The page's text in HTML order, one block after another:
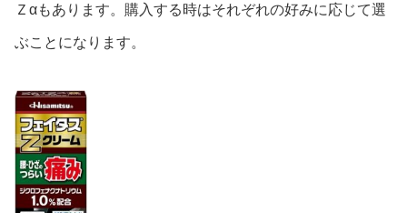
Ｚαもあります。購入する時はそれぞれの好みに応じて選
ぶことになります。